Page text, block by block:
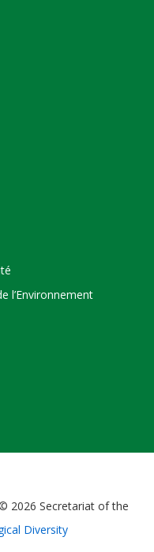
l’Environnement
2026 Secretariat of the
Diversity